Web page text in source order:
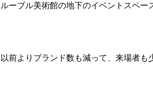
ルーブル美術館の地下のイベントスペ
以前よりブランド数も減って、来場者も